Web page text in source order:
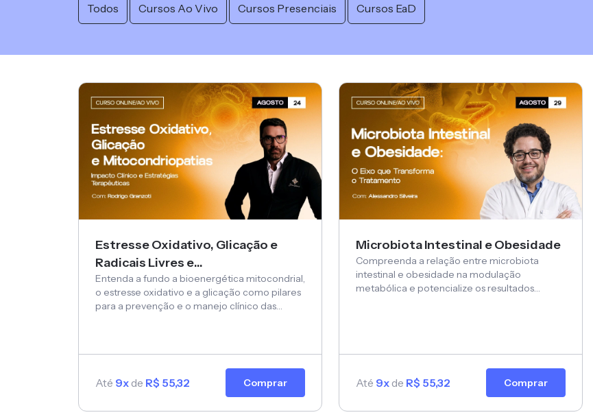
Todos Cursos Ao Vivo Cursos Presenciais Cursos EaD
Estresse Oxidativo, Glicação e
Radicais Livres e
Mitocondriopatias
Entenda a fundo a bioenergética mitocondrial,
o estresse oxidativo e a glicação como pilares
para a prevenção e o manejo clínico das
Até 9x de R$ 55,32 Comprar
Microbiota Intestinal e Obesidade
Compreenda a relação entre microbiota
intestinal e obesidade na modulação
metabólica e potencialize os resultados
Até 9x de R$ 55,32 Comprar